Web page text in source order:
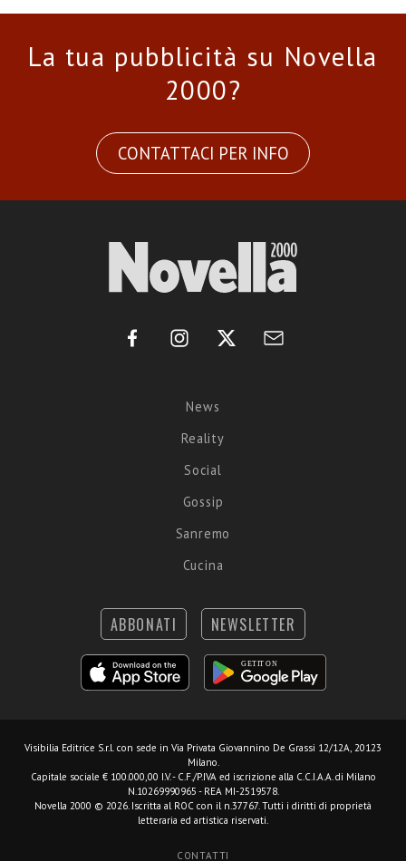
La tua pubblicità su Novella
2000?
CONTATTACI PER INFO
News
Reality
Social
Gossip
Sanremo
Cucina
ABBONATI NEWSLETTER
Visibilia Editrice S.r.l. con sede in Via Privata Giovannino De Grassi 12/12A, 20123
Milano.
Capitale sociale € 100.000,00 I.V. - C.F./P.IVA ed iscrizione alla C.C.I.A.A. di Milano
N.10269990965 - REA MI-2519578.
Novella 2000 © 2026. Iscritta al ROC con il n.37767. Tutti i diritti di proprietà
letteraria ed artistica riservati.
CONTATTI